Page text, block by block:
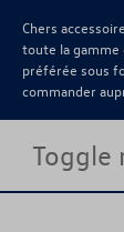
Chers
toute la gamme
préférée sous
commander
Toggle